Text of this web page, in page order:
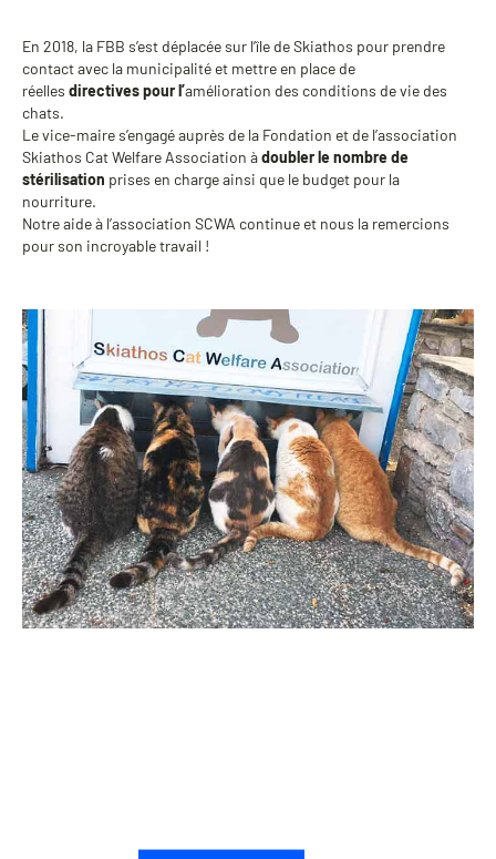
En 2018, la FBB s’est déplacée sur l’île de Skiathos pour prendre
contact avec la municipalité et mettre en place de
réelles directives pour l’amélioration des conditions de vie des
chats.
Le vice-maire s’engagé auprès de la Fondation et de l’association
Skiathos Cat Welfare Association àdoubler le nombre de
stérilisation prises en charge ainsi que le budget pour la
nourriture.
Notre aide à l’association SCWA continue et nous la remercions
pour son incroyable travail !